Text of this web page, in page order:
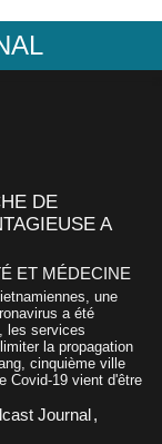
DE
A
ET MÉDECINE
une
a été
les services
la propagation
cinquième ville
Covid-19 vient d'être
Journal,